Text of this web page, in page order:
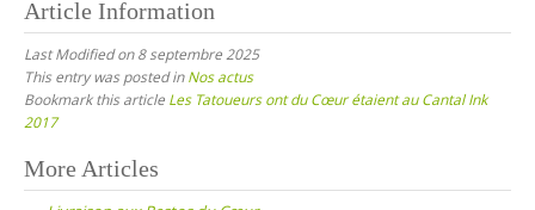
Article Information
Last Modified on 8 septembre 2025
This entry was posted inNos actus
Bookmark this article Les Tatoueurs ont du Cœur étaient au Cantal Ink
2017
Post
More Articles